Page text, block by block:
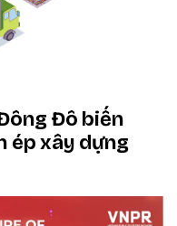
Đô biến
ép xây dựng